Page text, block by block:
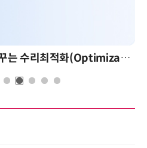
AI 시대의 의사결정을 바꾸는 수리최적화(Optimization): 실제 산업 적용 사례와 활용 전략